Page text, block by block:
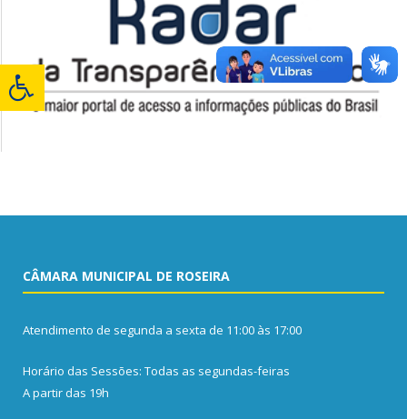
CÂMARA MUNICIPAL DE ROSEIRA
Atendimento de segunda a sexta de 11:00 às 17:00
Horário das Sessões: Todas as segundas-feiras
A partir das 19h